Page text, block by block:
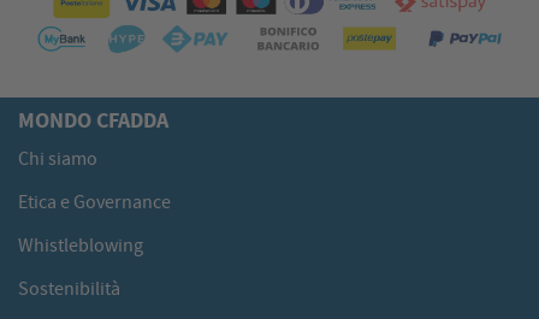
MONDO CFADDA
Chi siamo
Etica e Governance
Whistleblowing
Sostenibilità